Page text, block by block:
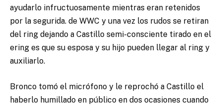
ayudarlo infructuosamente mientras eran retenidos
por la segurida. de WWC y una vez los rudos se retiran
del ring dejando a Castillo semi-consciente tirado en el
ering es que su esposa y su hijo pueden llegar al ring y
auxiliarlo.
Bronco tomó el micrófono y le reprochó a Castillo el
haberlo humillado en público en dos ocasiones cuando